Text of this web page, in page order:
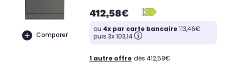
Comparer
412,58€
ou 4x par carte bancaire113,46€
puis 3x 103,14
1 autre offre dès 412,58€